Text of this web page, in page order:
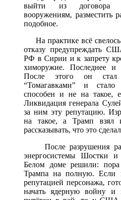
выйти из договора
вооружениям,
подобное.
На практике всё
отказу предупреждать
РФ в Сирии и к запрету
химоружие. Последнее
После этого он стал
“Томагавками” и
способен и не на такое,
Ликвидация генерала
за ним эту репутацию.
на такое, а Трамп взял
рассказывать, что это
После разрушения
энергосистемы Шостки
Белом доме решили: пора
Трампа на полную. Если
репутацией персонажа,
начать ядерную войну и